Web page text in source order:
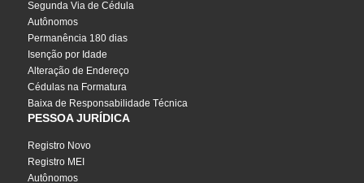
Segunda Via de Cédula
Autônomos
Permanência 180 dias
Isenção por Idade
Alteração de Endereço
Cédulas na Formatura
Baixa de Responsabilidade Técnica
PESSOA JURÍDICA
Registro Novo
Registro MEI
Autônomos